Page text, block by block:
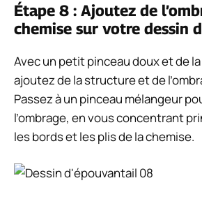
Étape 8 : Ajoutez de
chemise sur votre dessin
Avec un petit pinceau doux et de
ajoutez de la structure et de
Passez à un pinceau mélangeur
l’ombrage, en vous concentrant
les bords et les plis de la chemise.